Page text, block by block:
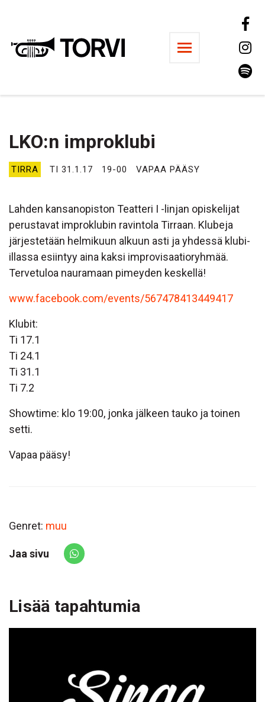
Ravintola Torvi
LKO:n improklubi
TIRRA TI 31.1.17 19-00 VAPAA PÄÄSY
Lahden kansanopiston Teatteri I -linjan opiskelijat
perustavat improklubin ravintola Tirraan. Klubeja
järjestetään helmikuun alkuun asti ja yhdessä klubi-
illassa esiintyy aina kaksi improvisaatioryhmää.
Tervetuloa nauramaan pimeyden keskellä!
www.facebook.com/events/567478413449417
Klubit:
Ti 17.1
Ti 24.1
Ti 31.1
Ti 7.2
Showtime: klo 19:00, jonka jälkeen tauko ja toinen
setti.
Vapaa pääsy!
Genret: muu
Jaa sivu
Share via Whatsapp
Lisää tapahtumia